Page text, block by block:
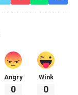
Angry
0
Wink
0